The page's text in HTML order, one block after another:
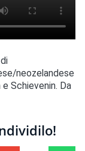
neozelandese
Schievenin. Da